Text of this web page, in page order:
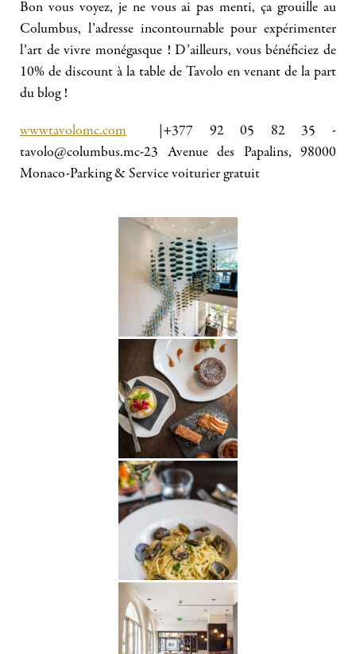
Bon vous voyez, je ne vous ai pas menti, ça grouille au
Columbus, l’adresse incontournable pour expérimenter
l’art de vivre monégasque ! D’ailleurs, vous bénéficiez de
10% de discount à la table de Tavolo en venant de la part
du blog !
wwwtavolomc.com |+377 92 05 82 35 -
tavolo@columbus.mc-23 Avenue des Papalins, 98000
Monaco-Parking & Service voiturier gratuit